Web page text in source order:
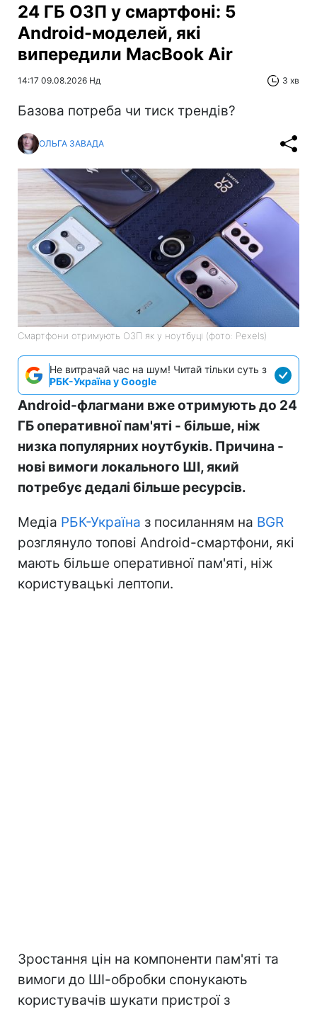
24 ГБ ОЗП у смартфоні: 5
Android-моделей, які
випередили MacBook Air
14:17 09.08.2026 Нд 3 хв
Базова потреба чи тиск трендів?
ОЛЬГА ЗАВАДА
Смартфони отримують ОЗП як у ноутбуці (фото: Pexels)
Не витрачай час на шум! Читай тільки суть з
РБК-Україна у Google
Android-флагмани вже отримують до 24
ГБ оперативної пам'яті - більше, ніж
низка популярних ноутбуків. Причина -
нові вимоги локального ШІ, який
потребує дедалі більше ресурсів.
Медіа РБК-Україна з посиланням на BGR
розглянуло топові Android-смартфони, які
мають більше оперативної пам'яті, ніж
користувацькі лептопи.
Зростання цін на компоненти пам'яті та
вимоги до ШІ-обробки спонукають
користувачів шукати пристрої з